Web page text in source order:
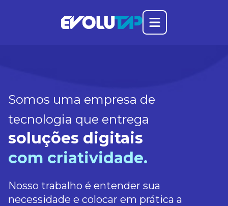
Abrir o menu
Somos uma empresa de
tecnologia que entrega
soluções digitais
com criatividade.
Nosso trabalho é entender sua
necessidade e colocar em prática a